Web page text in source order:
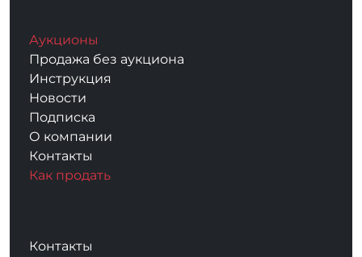
Аукционы
Продажа без аукциона
Инструкция
Новости
Подписка
О компании
Контакты
Как продать
Контакты